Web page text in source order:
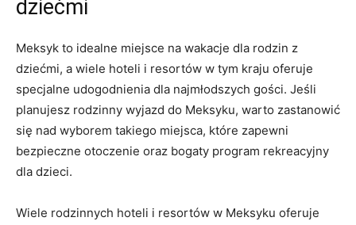
dziećmi
Meksyk to idealne miejsce na wakacje dla rodzin z
dziećmi, a wiele hoteli i resortów w tym kraju oferuje
specjalne udogodnienia dla najmłodszych gości. Jeśli
planujesz rodzinny wyjazd do Meksyku, warto zastanowić
się nad wyborem takiego miejsca, które zapewni
bezpieczne otoczenie oraz bogaty program rekreacyjny
dla dzieci.
Wiele rodzinnych hoteli i resortów w Meksyku oferuje